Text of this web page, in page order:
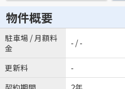
物件概要
駐車場 / 月額料
金
- / -
更新料
-